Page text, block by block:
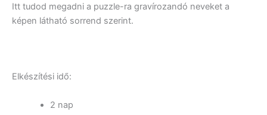
Itt tudod megadni a puzzle-ra gravírozandó neveket a
képen látható sorrend szerint.
Elkészítési idő:
2 nap